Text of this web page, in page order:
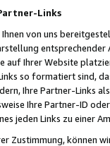
Links
von uns
auf Ihrer Website
so formatiert sind,
Ihre Partner-Links
Ihre Partner-ID
jeden Links zu einer
Zustimmung, können